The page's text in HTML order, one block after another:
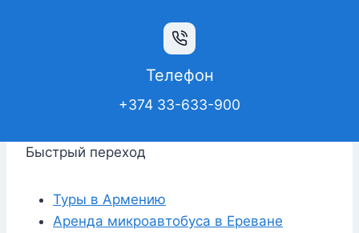
Телефон
+374 33-633-900
Быстрый переход
Туры в Армению
Аренда микроавтобуса в Ереване